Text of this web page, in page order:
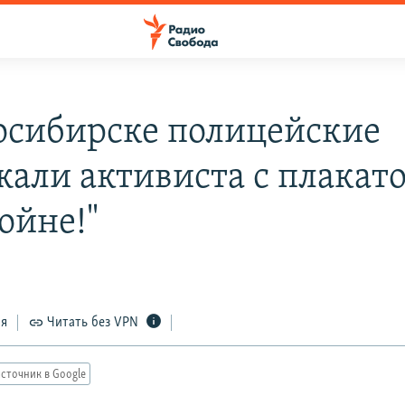
полицейские
активиста с
Читать без VPN
в Google